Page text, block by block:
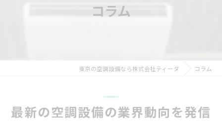
コラム
東京の空調設備なら株式会社ティーダ コラム
最新の空調設備の業界動向を発信